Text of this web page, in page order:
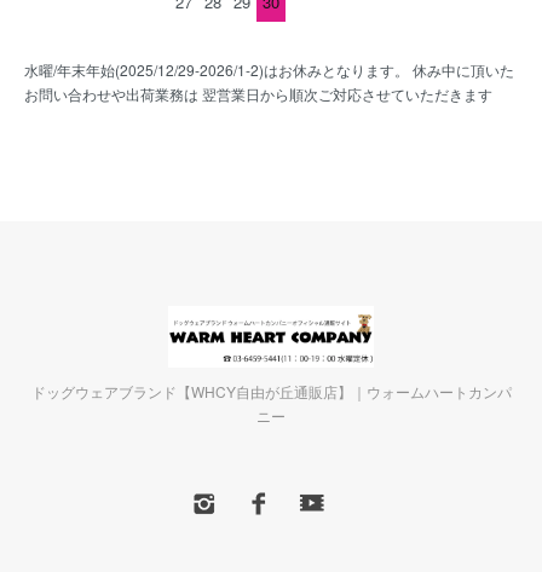
水曜/年末年始(2025/12/29-2026/1-2)はお休みとなります。 休み中に頂いた
お問い合わせや出荷業務は 翌営業日から順次ご対応させていただきます
ドッグウェアブランド【WHCY自由が丘通販店】｜ウォームハートカンパ
ニー